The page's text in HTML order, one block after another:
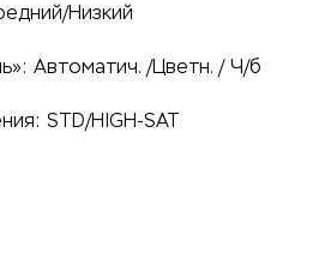
Низкий
Автоматич. /Цветн. / Ч/б
STD/HIGH-SAT